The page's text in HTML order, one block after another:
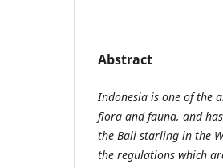
Abstract
Indonesia is one of the
flora and fauna, and
the Bali starling in the
the regulations which